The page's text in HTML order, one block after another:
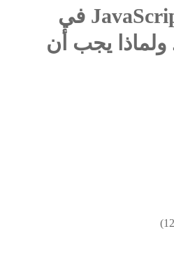
أحدث تقنيات JavaScript في
ولماذا يجب أن